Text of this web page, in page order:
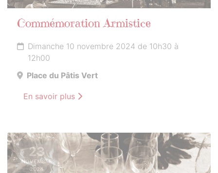
Commémoration Armistice
Dimanche 10 novembre 2024 de 10h30 à
12h00
Place du Pâtis Vert
En savoir plus
23
NOVEMBRE
2024